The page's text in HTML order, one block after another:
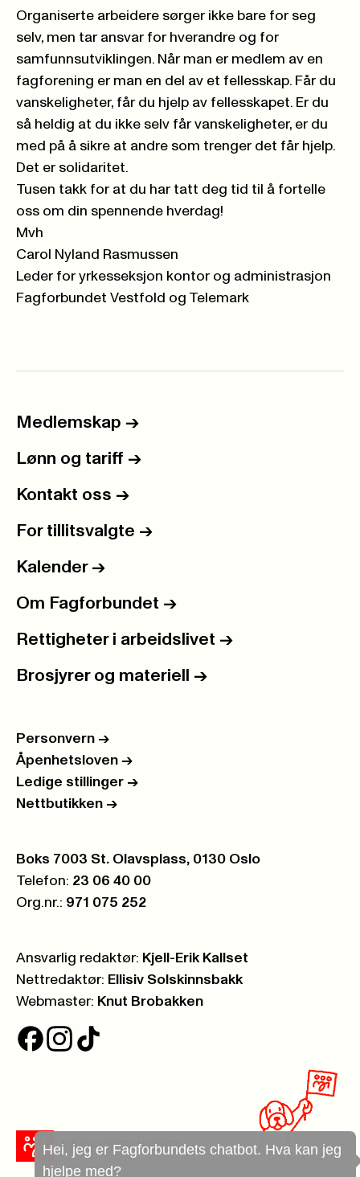
Organiserte arbeidere sørger ikke bare for seg
selv, men tar ansvar for hverandre og for
samfunnsutviklingen. Når man er medlem av en
fagforening er man en del av et fellesskap. Får du
vanskeligheter, får du hjelp av fellesskapet. Er du
så heldig at du ikke selv får vanskeligheter, er du
med på å sikre at andre som trenger det får hjelp.
Det er solidaritet.
Tusen takk for at du har tatt deg tid til å fortelle
oss om din spennende hverdag!
Mvh
Carol Nyland Rasmussen
Leder for yrkesseksjon kontor og administrasjon
Fagforbundet Vestfold og Telemark
Hei, jeg er Fagforbundets chatbot. Hva kan jeg
hjelpe med?
Medlemskap ->
Lønn og tariff ->
Kontakt oss ->
For tillitsvalgte ->
Kalender ->
Om Fagforbundet ->
Rettigheter i arbeidslivet ->
Brosjyrer og materiell ->
Personvern ->
Åpenhetsloven ->
Ledige stillinger ->
Nettbutikken ->
Postboks:
Boks 7003 St. Olavsplass, 0130 Oslo
Telefon: 23 06 40 00
Org.nr.: 971 075 252
Ansvarlig redaktør: Kjell-Erik Kallset
Nettredaktør: Ellisiv Solskinnsbakk
Webmaster: Knut Brobakken